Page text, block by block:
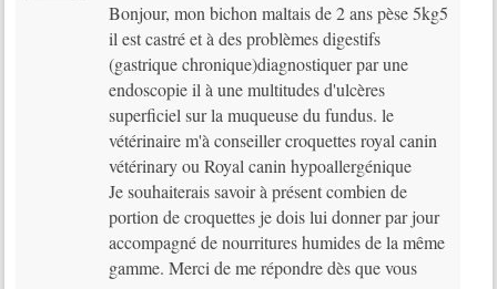
Bonjour, mon bichon maltais de 2 ans pèse 5kg5
il est castré et à des problèmes digestifs
(gastrique chronique)diagnostiquer par une
endoscopie il à une multitudes d'ulcères
superficiel sur la muqueuse du fundus. le
vétérinaire m'à conseiller croquettes royal canin
vétérinary ou Royal canin hypoallergénique
Je souhaiterais savoir à présent combien de
portion de croquettes je dois lui donner par jour
accompagné de nourritures humides de la même
gamme. Merci de me répondre dès que vous